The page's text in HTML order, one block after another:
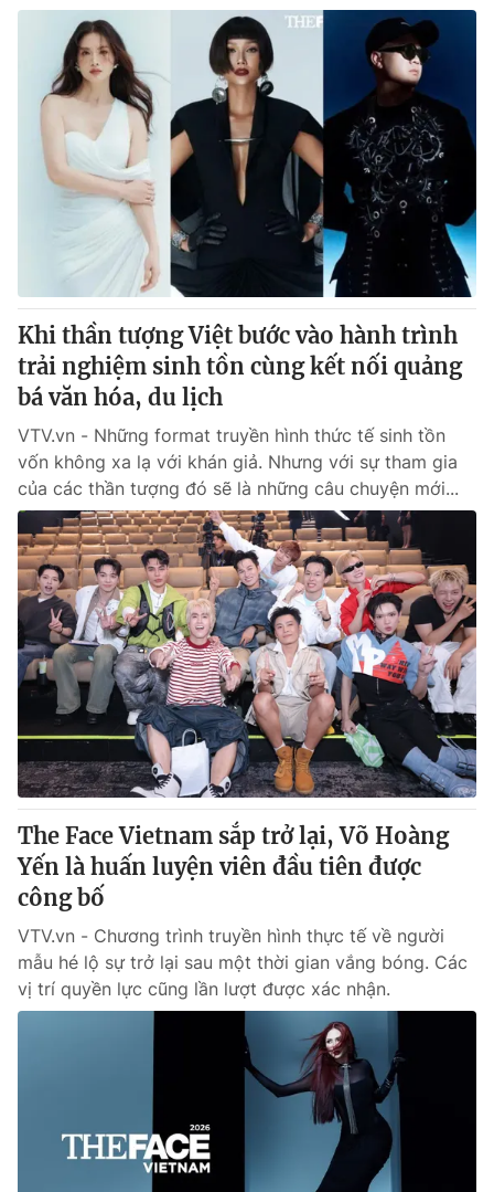
® Cấm sao chép dưới mọi hình thức nếu không có sự chấp
thuận bằng văn bản. Ghi rõ nguồn VTV.vn khi phát hành lại
thông tin từ website này.
Khi thần tượng Việt bước vào hành trình
trải nghiệm sinh tồn cùng kết nối quảng
bá văn hóa, du lịch
VTV.vn - Những format truyền hình thức tế sinh tồn
vốn không xa lạ với khán giả. Nhưng với sự tham gia
của các thần tượng đó sẽ là những câu chuyện mới...
The Face Vietnam sắp trở lại, Võ Hoàng
Yến là huấn luyện viên đầu tiên được
công bố
VTV.vn - Chương trình truyền hình thực tế về người
mẫu hé lộ sự trở lại sau một thời gian vắng bóng. Các
vị trí quyền lực cũng lần lượt được xác nhận.